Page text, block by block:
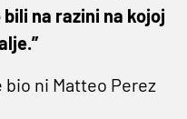
na razini na kojoj
ni Matteo Perez